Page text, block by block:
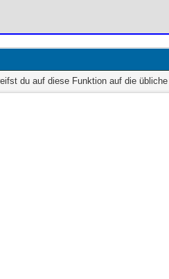
du auf diese Funktion auf die